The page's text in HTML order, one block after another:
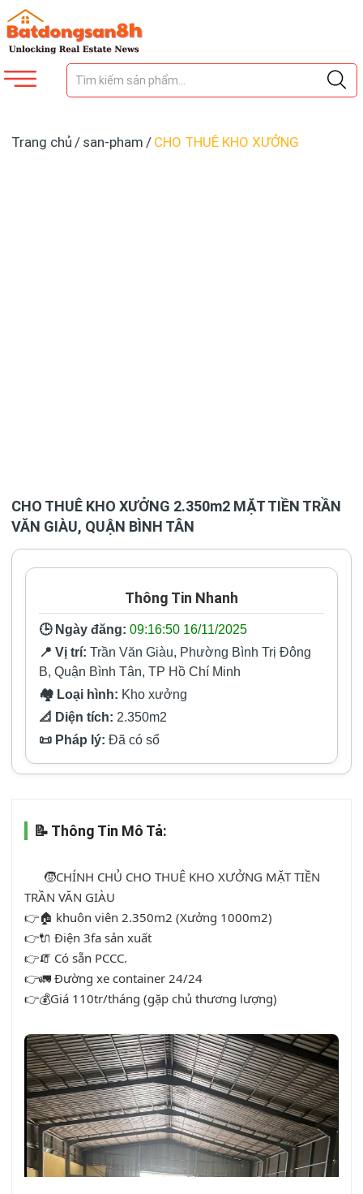
Trang chủ / san-pham / CHO THUÊ KHO XƯỞNG
CHO THUÊ KHO XƯỞNG 2.350m2 MẶT TIỀN TRẦN
VĂN GIÀU, QUẬN BÌNH TÂN
Thông Tin Nhanh
🕒 Ngày đăng: 09:16:50 16/11/2025
📍 Vị trí: Trần Văn Giàu, Phường Bình Trị Đông
B, Quận Bình Tân, TP Hồ Chí Minh
🏘️ Loại hình: Kho xưởng
📐 Diện tích: 2.350m2
📜 Pháp lý: Đã có sổ
📝 Thông Tin Mô Tả:
TRẦN VĂN GIÀU
👉🏠 khuôn viên 2.350m2 (Xưởng 1000m2)
👉🔌 Điện 3fa sản xuất
👉🧯 Có sẵn PCCC.
👉🚛 Đường xe container 24/24
👉💰Giá 110tr/tháng (gặp chủ thương lượng)